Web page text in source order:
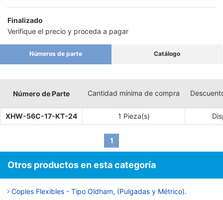
Finalizado
Verifique el precio y proceda a pagar
Números de parte Catálogo
Número de Parte Cantidad mínima de compra
XHW-56C-17-KT-24 1 Pieza(s)
1
Otros productos en esta categoría
Coples Flexibles - Tipo Oldham, (Pulgadas y Métrico).